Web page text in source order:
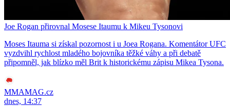
Joe Rogan přirovnal Mosese Itaumu k Mikeu Tysonovi
Moses Itauma si získal pozornost i u Joea Rogana. Komentátor UFC
vyzdvihl rychlost mladého bojovníka těžké váhy a při debatě
připomněl, jak blízko měl Brit k historickému zápisu Mikea Tysona.
MMAMAG.cz
dnes, 14:37